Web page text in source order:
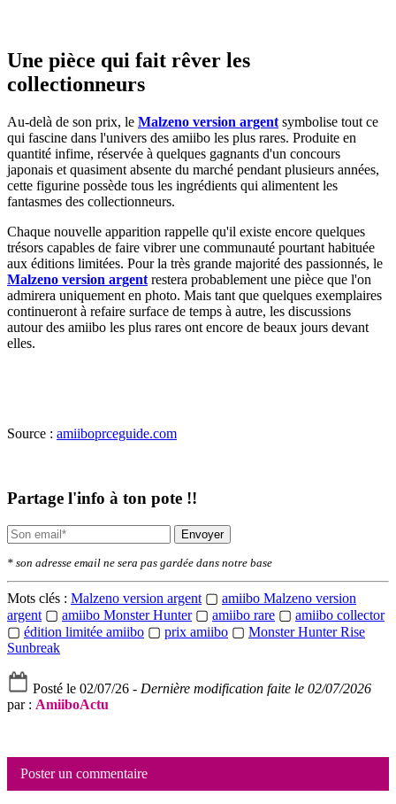
Une pièce qui fait rêver les
collectionneurs
Au-delà de son prix, le Malzeno version argent symbolise tout ce
qui fascine dans l'univers des amiibo les plus rares. Produite en
quantité infime, réservée à quelques gagnants d'un concours
japonais et quasiment absente du marché pendant plusieurs années,
cette figurine possède tous les ingrédients qui alimentent les
fantasmes des collectionneurs.
Chaque nouvelle apparition rappelle qu'il existe encore quelques
trésors capables de faire vibrer une communauté pourtant habituée
aux éditions limitées. Pour la très grande majorité des passionnés, le
Malzeno version argent restera probablement une pièce que l'on
admirera uniquement en photo. Mais tant que quelques exemplaires
continueront à refaire surface de temps à autre, les discussions
autour des amiibo les plus rares ont encore de beaux jours devant
elles.
Source : amiiboprceguide.com
Partage l'info à ton pote !!
Envoyer
* son adresse email ne sera pas gardée dans notre base
Mots clés : Malzeno version argent ▢ amiibo Malzeno version
argent ▢ amiibo Monster Hunter▢ amiibo rare ▢ amiibo collector
▢ édition limitée amiibo ▢ prix amiibo ▢ Monster Hunter Rise
Sunbreak
Posté le 02/07/26 - Dernière modification faite le 02/07/2026
par : AmiiboActu
Poster un commentaire